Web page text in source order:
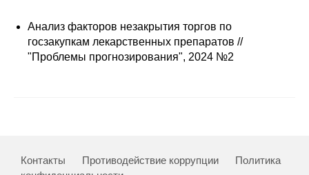
Сотрудники
Отчетность
Публикации
Анализ факторов незакрытия торгов по
госзакупкам лекарственных препаратов //
"Проблемы прогнозирования", 2024 №2
Контакты Противодействие коррупции
Политика